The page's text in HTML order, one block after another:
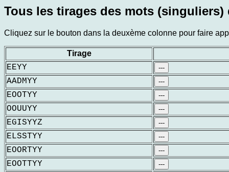
Tous les tirages des mots (singuliers)
Cliquez sur le bouton dans la deuxème colonne pour faire
Tirage
EEYY ---
AADMYY ---
EOOTYY ---
OOUUYY ---
EGISYYZ ---
ELSSTYY ---
EOORTYY ---
EOOTTYY ---